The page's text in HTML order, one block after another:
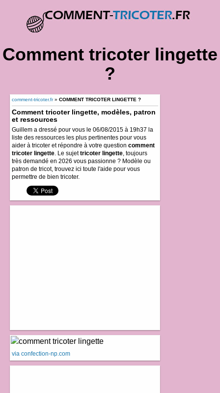
Comment tricoter lingette
?
comment-tricoter.fr» COMMENT TRICOTER LINGETTE ?
Comment tricoter lingette, modèles, patron
et ressources
Guillem a dressé pour vous le 06/08/2015 à 19h37 la
liste des ressources les plus pertinentes pour vous
aider à tricoter et répondre à votre question comment
tricoter lingette. Le sujettricoter lingette, toujours
très demandé en 2026 vous passionne ? Modèle ou
patron de tricot, trouvez ici toute l'aide pour vous
permettre de bien tricoter.
via confection-np.com